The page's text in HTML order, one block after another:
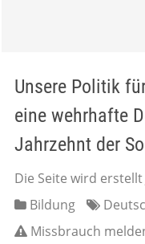
Unsere Politik
eine wehrhafte
Jahrzehnt der
Die Seite wird erstellt
Bildung
Missbrauch